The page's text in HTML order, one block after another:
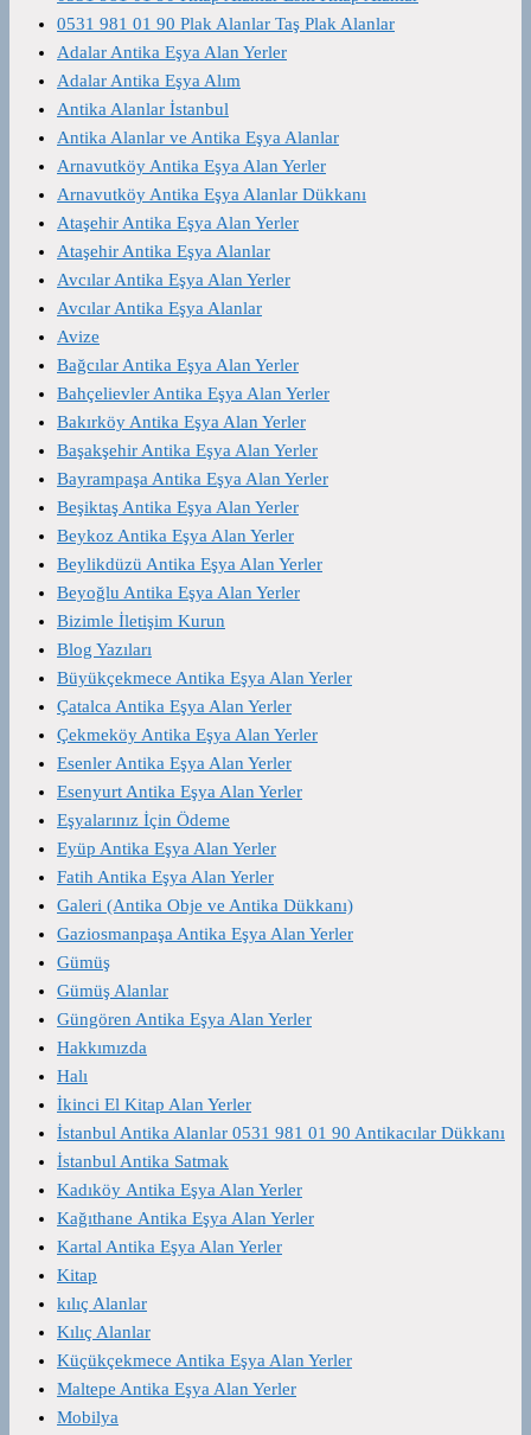
0531 981 01 90 Plak Alanlar Taş Plak Alanlar
Adalar Antika Eşya Alan Yerler
Adalar Antika Eşya Alım
Antika Alanlar İstanbul
Antika Alanlar ve Antika Eşya Alanlar
Arnavutköy Antika Eşya Alan Yerler
Arnavutköy Antika Eşya Alanlar Dükkanı
Ataşehir Antika Eşya Alan Yerler
Ataşehir Antika Eşya Alanlar
Avcılar Antika Eşya Alan Yerler
Avcılar Antika Eşya Alanlar
Avize
Bağcılar Antika Eşya Alan Yerler
Bahçelievler Antika Eşya Alan Yerler
Bakırköy Antika Eşya Alan Yerler
Başakşehir Antika Eşya Alan Yerler
Bayrampaşa Antika Eşya Alan Yerler
Beşiktaş Antika Eşya Alan Yerler
Beykoz Antika Eşya Alan Yerler
Beylikdüzü Antika Eşya Alan Yerler
Beyoğlu Antika Eşya Alan Yerler
Bizimle İletişim Kurun
Blog Yazıları
Büyükçekmece Antika Eşya Alan Yerler
Çatalca Antika Eşya Alan Yerler
Çekmeköy Antika Eşya Alan Yerler
Esenler Antika Eşya Alan Yerler
Esenyurt Antika Eşya Alan Yerler
Eşyalarınız İçin Ödeme
Eyüp Antika Eşya Alan Yerler
Fatih Antika Eşya Alan Yerler
Galeri (Antika Obje ve Antika Dükkanı)
Gaziosmanpaşa Antika Eşya Alan Yerler
Gümüş
Gümüş Alanlar
Güngören Antika Eşya Alan Yerler
Hakkımızda
Halı
İkinci El Kitap Alan Yerler
İstanbul Antika Alanlar 0531 981 01 90 Antikacılar Dükkanı
İstanbul Antika Satmak
Kadıköy Antika Eşya Alan Yerler
Kağıthane Antika Eşya Alan Yerler
Kartal Antika Eşya Alan Yerler
Kitap
kılıç Alanlar
Kılıç Alanlar
Küçükçekmece Antika Eşya Alan Yerler
Maltepe Antika Eşya Alan Yerler
Mobilya